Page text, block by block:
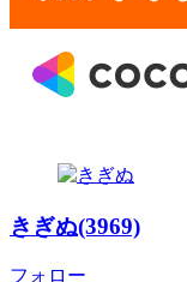
きぎぬ(3969)
フォロー